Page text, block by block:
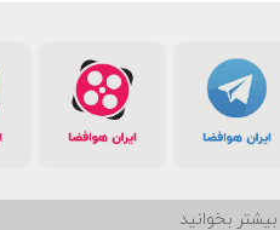
بیشتر بخوانید